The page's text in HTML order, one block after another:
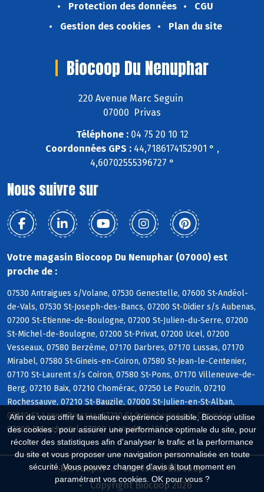
Afin de vous offrir la meilleure expérience possible, Biocoop utilise
des cookies : pour assurer une performance optimale du site, pour
récolter des statistiques afin d'analyser le trafic et la performance
du site et vous proposer une navigation personnalisée en toute
sécurité. Vous pouvez changer d'avis à tout moment en
paramétrant vos cookies. OK pour vous ?
Protection des données
CGU
Gestion des cookies
Plan du site
Biocoop Du Nenuphar
220 Avenue Marc Seguin
07000 Privas
Téléphone :04 75 20 10 12
Coordonnées GPS :44,7186174152901 ° ,
4,60702555396727 °
Nous suivre sur
Votre magasin Biocoop Du Nenuphar (07000) est
proche de :
07530 Antraigues s/Volane, 07530 Genestelle, 07600 St-Andéol-
de-Vals, 07530 St-Joseph-des-Bancs, 07200 St-Didier s/s Aubenas,
07200 St-Etienne-de-Boulogne, 07200 St-Julien-du-Serre, 07200
St-Michel-de-Boulogne, 07200 St-Privat, 07200 Ucel, 07200
Vesseaux, 07580 Berzème, 07170 Darbres, 07170 Lussas, 07170
Mirabel, 07580 St-Gineis-en-Coiron, 07580 St-Jean-le-Centenier,
07170 St-Laurent s/s Coiron, 07580 St-Pons, 07170 Villeneuve-de-
Berg, 07210 Baix, 07210 Chomérac, 07250 Le Pouzin, 07210
Rochessauve, 07210 St-Bauzile, 07000 St-Julien-en-St-Alban,
07210 St-Lager-Bressac, 07210 St-Symphorien s/s Chomérac,
07800 Beauchastel, 07800 La Voulte s/Rhône
Biocoop.fr
Le réseau Biocoop
Copyright Biocoop 2026